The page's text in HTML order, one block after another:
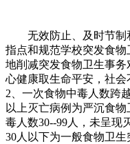
无效防止、及时节制
指点和规范学校突发食
地削减突发食物卫生事
心健康取生命平安，社会
2、一次食物中毒人数跨
以上灭亡病例为严沉食
毒人数30--99人，未呈现
30人以下为一般食物卫